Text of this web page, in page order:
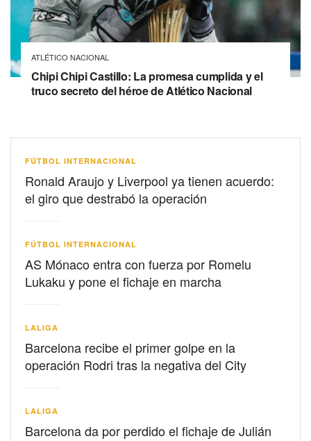
ATLÉTICO NACIONAL
Chipi Chipi Castillo: La promesa cumplida y el
truco secreto del héroe de Atlético Nacional
FÚTBOL INTERNACIONAL
Ronald Araujo y Liverpool ya tienen acuerdo:
el giro que destrabó la operación
FÚTBOL INTERNACIONAL
AS Mónaco entra con fuerza por Romelu
Lukaku y pone el fichaje en marcha
LALIGA
Barcelona recibe el primer golpe en la
operación Rodri tras la negativa del City
LALIGA
Barcelona da por perdido el fichaje de Julián